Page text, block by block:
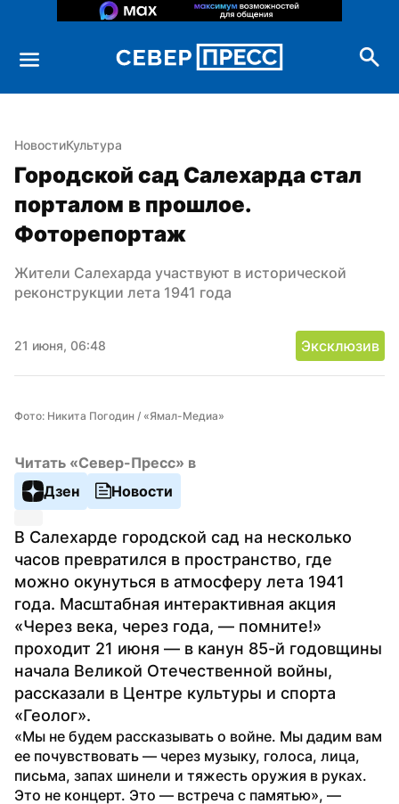
НовостиКультура
Городской сад Салехарда стал
порталом в прошлое.
Фоторепортаж
Жители Салехарда участвуют в исторической
реконструкции лета 1941 года
21 июня, 06:48 Эксклюзив
Фото: Никита Погодин / «Ямал-Медиа»
Читать «Север-Пресс» в
Дзен
Новости
В Салехарде городской сад на несколько
часов превратился в пространство, где
можно окунуться в атмосферу лета 1941
года. Масштабная интерактивная акция
«Через века, через года, — помните!»
проходит 21 июня — в канун 85-й годовщины
начала Великой Отечественной войны,
рассказали в Центре культуры и спорта
«Геолог».
«Мы не будем рассказывать о войне. Мы дадим вам
ее почувствовать — через музыку, голоса, лица,
письма, запах шинели и тяжесть оружия в руках.